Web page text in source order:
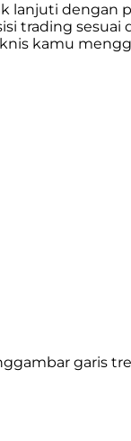
lanjuti dengan
trading sesuai
kamu
garis